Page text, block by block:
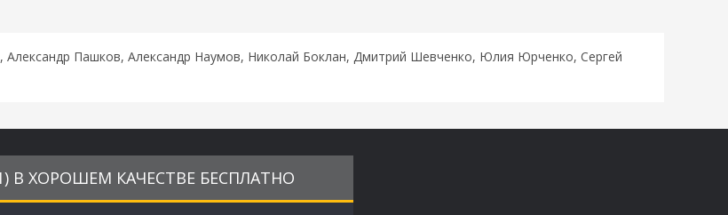
Пашков, Александр Наумов, Николай Боклан, Дмитрий Шевченко, Юлия Юрченко, Сергей
В ХОРОШЕМ КАЧЕСТВЕ БЕСПЛАТНО